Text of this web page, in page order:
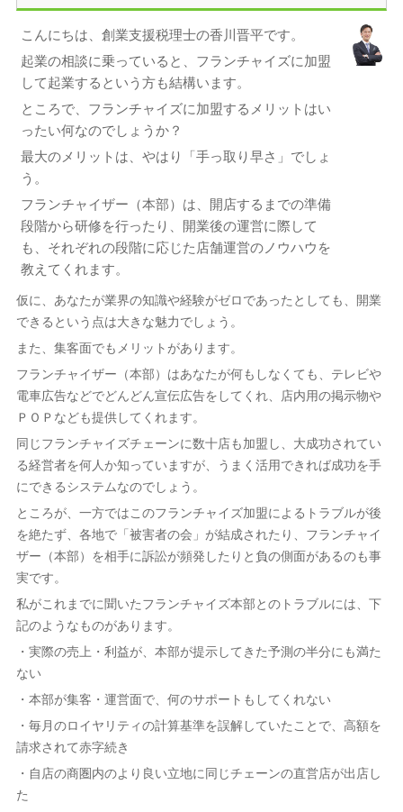
こんにちは、創業支援税理士の香川晋平です。
起業の相談に乗っていると、フランチャイズに加盟
して起業するという方も結構います。
ところで、フランチャイズに加盟するメリットはい
ったい何なのでしょうか？
最大のメリットは、やはり「手っ取り早さ」でしょ
う。
フランチャイザー（本部）は、開店するまでの準備
段階から研修を行ったり、開業後の運営に際して
も、それぞれの段階に応じた店舗運営のノウハウを
教えてくれます。
仮に、あなたが業界の知識や経験がゼロであったとしても、開業
できるという点は大きな魅力でしょう。
また、集客面でもメリットがあります。
フランチャイザー（本部）はあなたが何もしなくても、テレビや
電車広告などでどんどん宣伝広告をしてくれ、店内用の掲示物や
ＰＯＰなども提供してくれます。
同じフランチャイズチェーンに数十店も加盟し、大成功されてい
る経営者を何人か知っていますが、うまく活用できれば成功を手
にできるシステムなのでしょう。
ところが、一方ではこのフランチャイズ加盟によるトラブルが後
を絶たず、各地で「被害者の会」が結成されたり、フランチャイ
ザー（本部）を相手に訴訟が頻発したりと負の側面があるのも事
実です。
私がこれまでに聞いたフランチャイズ本部とのトラブルには、下
記のようなものがあります。
・実際の売上・利益が、本部が提示してきた予測の半分にも満た
ない
・本部が集客・運営面で、何のサポートもしてくれない
・毎月のロイヤリティの計算基準を誤解していたことで、高額を
請求されて赤字続き
・自店の商圏内のより良い立地に同じチェーンの直営店が出店し
た